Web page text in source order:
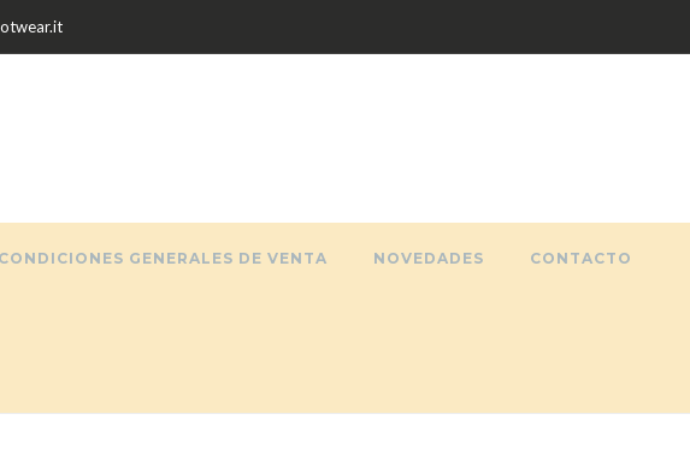
CONDICIONES GENERALES DE VENTA NOVEDADES CONTACTO